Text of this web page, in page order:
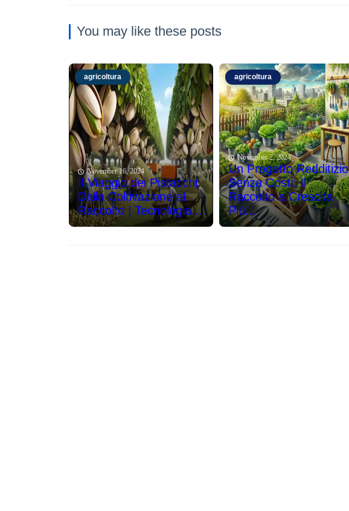
You may like these posts
agricoltura
November 16, 2024
Il Viaggio dei Pistacchi:
Dalla Coltivazione al
Raccolto | Tecnologia...
agricoltura
November 2, 2024
Un Progetto Redditizio
Senza Costi: Il
Raccolto a Crescita
Più...